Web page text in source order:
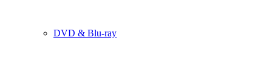
DVD & Blu-ray